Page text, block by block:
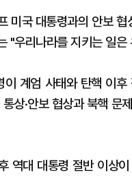
미국 대통령과의 안보
"우리나라를 지키는 일
이 계엄 사태와 탄핵 이
상·안보 협상과 북핵 문
역대 대통령 절반 이상